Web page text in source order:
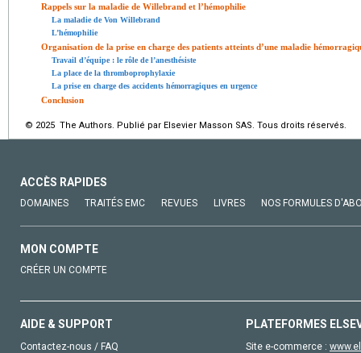
Rappels sur la maladie de Willebrand et l’hémophilie
La maladie de Von Willebrand
L’hémophilie
Organisation de la prise en charge des patients atteints d’une maladie
Travail d’équipe : le rôle de l’anesthésiste
La place de la thromboprophylaxie
La prise en charge des accidents hémorragiques en urgence
Conclusion
© 2025 The Authors. Publié par Elsevier Masson SAS. Tous droits réservés.
ACCÈS RAPIDES
DOMAINES TRAITÉS EMC REVUES LIVRES NOS FORMULES
MON COMPTE
CRÉER UN COMPTE
AIDE & SUPPORT
Contactez-nous / FAQ
PLATEFORMES
Site e-commerce :